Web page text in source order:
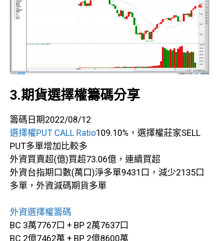
3.期貨選擇權籌碼分享
籌碼日期2022/08/12
選擇權PUT CALL Ratio109.10%，選擇權莊家SELL
PUT多單增加比較多
外資買賣超(億)買超73.06億，連續買超
外資台指期口數(萬口)淨多單9431口，減少2135口
多單，外資減碼期貨多單
外資選擇權籌碼
BC 3萬7767口 + BP 2萬7637口
BC 2億7462萬 + BP 2億8600萬